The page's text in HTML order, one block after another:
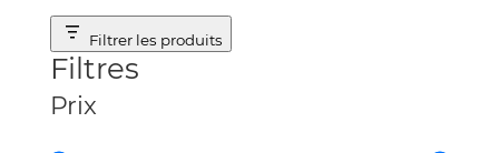
Filtrer les produits
Filtres
Prix